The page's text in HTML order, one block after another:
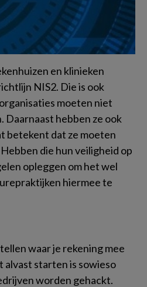
en klinieken
NIS2. Die is ook
moeten niet
Daarnaast hebben ze ook
betekent dat ze moeten
die hun veiligheid op
opleggen om het wel
hiermee te
waar je rekening mee
alvast starten is sowieso
worden gehackt.